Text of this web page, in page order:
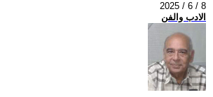
2025 / 6 / 8
الادب والفن